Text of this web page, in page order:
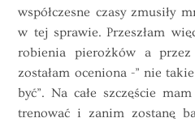
współczesne czasy zmusiły
w tej sprawie. Przeszłam
robienia pierożków a
zostałam oceniona -” nie
być”. Na całe szczęście
trenować i zanim zostanę